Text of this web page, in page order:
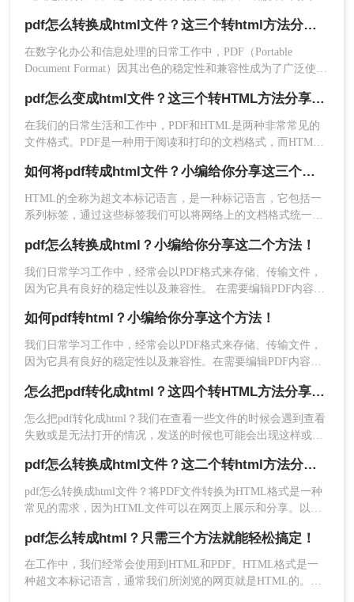
4、转换完成，直接点击下载就可以了。
注意：使用在线转换工具时，请确保网络稳定性。
方法三：使用专业的PDF转换软件
专业的PDF转换软件通常具备更强大的功能和更高
为例。
操作如下：
1、上传你想要转换的PDF文件，点击开始转
换。
变得尤为重要。那么PDF怎么转换成HTML呢？本文将为您介
绍三种实用的PDF转HTML的方法，帮助您轻松实现这一需
求。
pdf怎么转换成html文件？这三个转html方法分享给你！
在数字化办公和信息处理的日常工作中，PDF（Portable
Document Format）因其出色的稳定性和兼容性成为了广泛使用
HTML（HyperText Markup Language）格式，以便在网页上展
示、编辑或进行其他形式的处理。那么pdf怎么转换成html文件
呢？本文将介绍三种将PDF转换为HTML的高效方法，帮助您
轻松实现文件格式的转换。
pdf怎么变成html文件？这三个转HTML方法分享给你！
在我们的日常生活和工作中，PDF和HTML是两种非常常见的
文件格式。PDF是一种用于阅读和打印的文档格式，而HTML
件转换为HTML文件，以便在网页上展示或进行进一步的编
辑。本文将向您介绍pdf怎么变成html文件方法，帮助您将PDF
文件转换为HTML文件。
如何将pdf转成html文件？小编给你分享这三个方法！
HTML的全称为超文本标记语言，是一种标记语言，它包括一
系列标签，通过这些标签我们可以将网络上的文档格式统一，
pdf怎么转换成html？小编给你分享这二个方法！
我们日常学习工作中，经常会以PDF格式来存储、传输文件，
因为它具有良好的稳定性以及兼容性。 在需要编辑PDF内容的
编辑网页模板，就会将PDF转换成HTML格式。
如何pdf转html？小编给你分享这个方法！
我们日常学习工作中，经常会以PDF格式来存储、传输文件，
因为它具有良好的稳定性以及兼容性。在需要编辑PDF内容的
编辑网页模板，就会将PDF转换成HTML格式。
怎么把pdf转化成html？这四个转HTML方法分享给你！
怎么把pdf转化成html？​我们在查看一些文件的时候会遇到查看
失败或是无法打开的情况，发送的时候也可能会出现这样或那
格式下文件打开和加载的速度很快，而且能不受到软件的制
约，直接在网页上就能查看，与此同时还能方便文件的共享访
问，只需一个链接就能实现查看,下面我们就来分享四个PDF转
HTML的转换方法吧！
pdf怎么转换成html文件？这二个转html方法分享给你！
pdf怎么转换成html文件？将PDF文件转换为HTML格式是一种
常见的需求，因为HTML文件可以在网页上展示和分享。以下
项，帮助您顺利完成转换任务。
pdf怎么转成html？只需三个方法就能轻松搞定！
在工作中，我们经常会使用到HTML和PDF。HTML格式是一
种超文本标记语言，通常我们所浏览的网页就是HTML的。而